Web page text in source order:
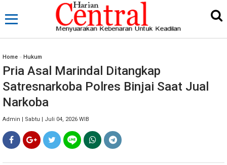
Home » Hukum
Pria Asal Marindal Ditangkap
Satresnarkoba Polres Binjai Saat Jual
Narkoba
Admin | Sabtu | Juli 04, 2026 WIB